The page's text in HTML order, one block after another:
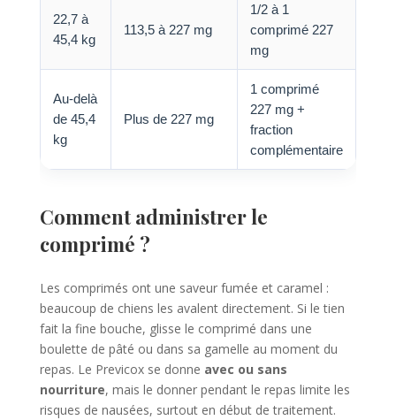
22,7 à
45,4 kg
113,5 à 227 mg
1/2 à 1
comprimé 227
mg
Au-delà
de 45,4
kg
Plus de 227 mg
1 comprimé
227 mg +
fraction
complémentaire
Comment administrer le
comprimé ?
Les comprimés ont une saveur fumée et caramel :
beaucoup de chiens les avalent directement. Si le tien
fait la fine bouche, glisse le comprimé dans une
boulette de pâté ou dans sa gamelle au moment du
repas. Le Previcox se donne avec ou sans
nourriture, mais le donner pendant le repas limite les
risques de nausées, surtout en début de traitement.